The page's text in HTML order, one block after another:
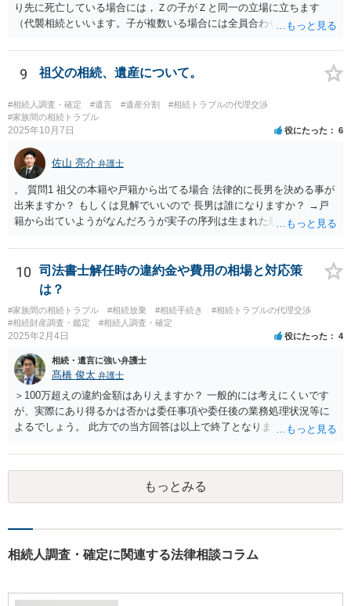
り先に死亡している場合には，Ｚの子がＺと同一の立場に立ちます
（代襲相続といいます。子が複数いる場合には全員合わせてＺと同一
つの相続分を有していますので， そのことを前提として，遺産分割協
議をすることになります（必ずしも３分の１ずつにしなくても，合意
ができれば構いません。）。 今後の対応としては， ①伯母さんの相続
財産（遺産）の全容を整理する（預貯金，有価証券，不動産等の有無
を調べることになります。） ②相続財産に照らし，相続税の申告の準
備をする（税理士の先生にご相談ください。） ③遺産分割協議をする
（ご本人同士で行っても構いませんし，弁護士に相談することもよろ
しいと思います。） ことになります。
9 祖父の相続、遺産について。
#相続人調査・確定 #遺言 #遺産分割
#相続トラブルの代理交渉
#家族間の相続トラブル
2025年10月7日 役にたった 6
佐山 亮介 弁護士
。 質問1 祖父の本籍や戸籍から出てる場合 法律的に長男を決める事が
出来ますか？ もしくは見解でいいので 長男は誰になりますか？ →戸
籍から出ていようがなんだろうが実子の序列は生まれた順ですから、
書が腹違いの長男に向けてある場合 書かれてる内容が最優先にされる
のですか？ →遺書というのが、法律上の遺言の形式を守っている限り
はそのとおりです。 質問3 父が腹違いの長男に法律的に優位になれそ
うな事はありますか？ →遺言が有効な場合、優位に立つことはできま
せんが、お祖父様が認知症であるなどの「遺言が作れないはずの事
情」があるならば①遺言無効確認の訴えを起こすのは一つの手です。
問4 相続トラブルの代理交渉は可能でしょうか。 →一般論としては可
能ですが、お伺いする内容ですとお祖父様が亡くなられた後に動くこ
とになるでしょう。
10
司法書士解任時の違約金や費用の相場と対応策
は？
#家族間の相続トラブル #相続放棄 #相続手続き
#相続トラブルの代理交渉
#相続財産調査・鑑定
#相続人調査・確定
2025年2月4日 役にたった 4
相続・遺言に強い弁護士
髙橋 俊太 弁護士
＞100万超えの違約金額はありえますか？ 一般的には考えにくいです
が、実際にあり得るかは否かは委任事項や委任後の業務処理状況等に
よるでしょう。 此方での当方回答は以上で終了となりますが、参考に
もっとみる
相続人調査・確定に関連する法律相談コラム